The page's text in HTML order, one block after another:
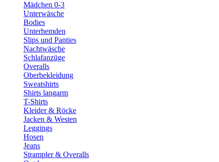
Mädchen 0-3
Unterwäsche
Bodies
Unterhemden
Slips und Panties
Nachtwäsche
Schlafanzüge
Overalls
Oberbekleidung
Sweatshirts
Shirts langarm
T-Shirts
Kleider & Röcke
Jacken & Westen
Leggings
Hosen
Jeans
Strampler & Overalls